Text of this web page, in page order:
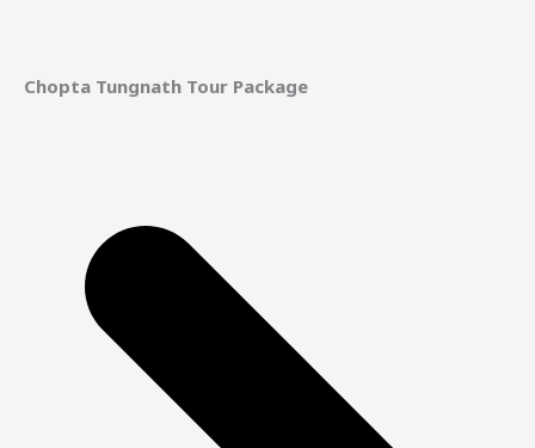
Chopta Tungnath Tour Package